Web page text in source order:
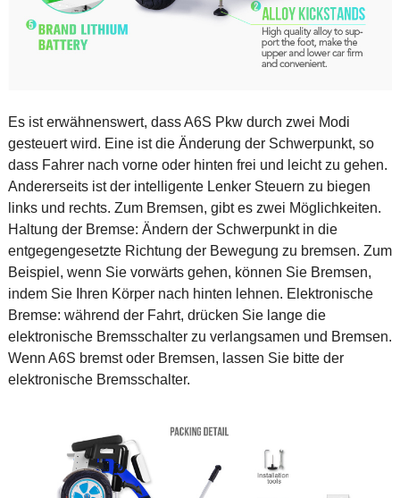
Es ist erwähnenswert, dass A6S Pkw durch zwei Modi
gesteuert wird. Eine ist die Änderung der Schwerpunkt, so
dass Fahrer nach vorne oder hinten frei und leicht zu gehen.
Andererseits ist der intelligente Lenker Steuern zu biegen
links und rechts. Zum Bremsen, gibt es zwei Möglichkeiten.
Haltung der Bremse: Ändern der Schwerpunkt in die
entgegengesetzte Richtung der Bewegung zu bremsen. Zum
Beispiel, wenn Sie vorwärts gehen, können Sie Bremsen,
indem Sie Ihren Körper nach hinten lehnen. Elektronische
Bremse: während der Fahrt, drücken Sie lange die
elektronische Bremsschalter zu verlangsamen und Bremsen.
Wenn A6S bremst oder Bremsen, lassen Sie bitte der
elektronische Bremsschalter.